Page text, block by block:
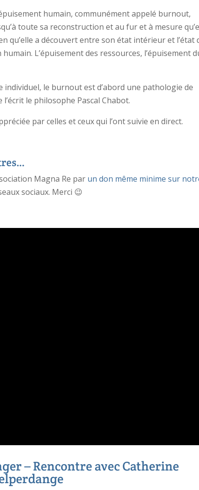
humain, communément appelé burnout,
toute sa reconstruction et au fur et à mesure
qu’elle a découvert entre son état intérieur et l’état
L’épuisement des ressources, l’épuisement
le burnout est d’abord une pathologie de
le philosophe Pascal Chabot.
par celles et ceux qui l’ont suivie en direct.
Magna Re par un don même minime sur
sociaux. Merci 😉
– Rencontre avec Catherine